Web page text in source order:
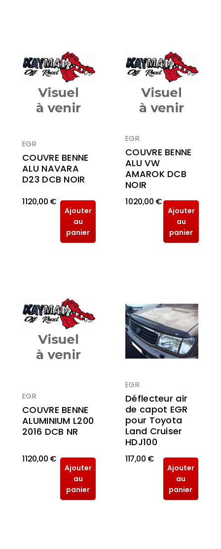
EGR
COUVRE BENNE
ALU NAVARA
D23 DCB NOIR
1 120,00 €
Ajouter
au
panier
EGR
COUVRE BENNE
ALU VW
AMAROK DCB
NOIR
1 020,00 €
Ajouter
au
panier
EGR
COUVRE BENNE
ALUMINIUM L200
2016 DCB NR
1 120,00 €
Ajouter
au
panier
EGR
Déflecteur air
de capot EGR
pour Toyota
Land Cruiser
HDJ100
117,00 €
Ajouter
au
panier